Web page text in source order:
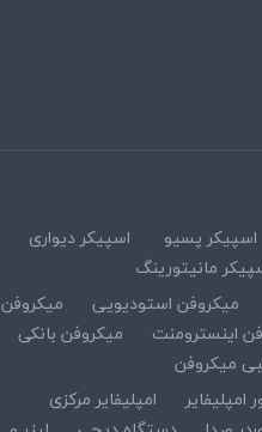
اسپیکر پسیو
اسپیکر دیواری
مانیتورینگ
میکروفن استودیویی
میکروفن
اینسترومنت
میکروفن بانکی
میکروفن
امپلیفایر
امپلیفایر مرکزی